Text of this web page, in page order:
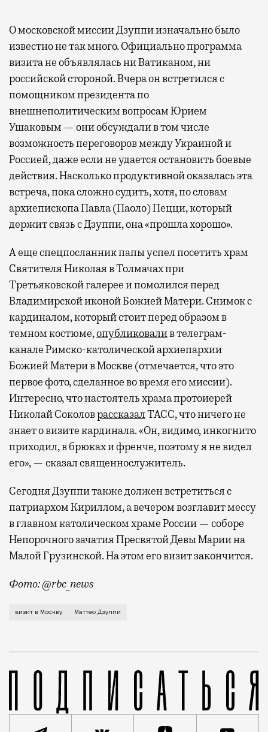
О московской миссии Дзуппи изначально было
известно не так много. Официально программа
визита не объявлялась ни Ватиканом, ни
российской стороной. Вчера он встретился с
помощником президента по
внешнеполитическим вопросам Юрием
Ушаковым — они обсуждали в том числе
возможность переговоров между Украиной и
Россией, даже если не удается остановить боевые
действия. Насколько продуктивной оказалась эта
встреча, пока сложно судить, хотя, по словам
архиепископа Павла (Паоло) Пецци, который
держит связь с Дзуппи, она «прошла хорошо».
А еще спецпосланник папы успел посетить храм
Святителя Николая в Толмачах при
Третьяковской галерее и помолился перед
Владимирской иконой Божией Матери. Снимок с
кардиналом, который стоит перед образом в
темном костюме,опубликовалив телеграм-
канале Римско-католической архиепархии
Божией Матери в Москве (отмечается, что это
первое фото, сделанное во время его миссии).
Интересно, что настоятель храма протоиерей
Николай СоколоврассказалТАСС, что ничего не
знает о визите кардинала. «Он, видимо, инкогнито
приходил, в брюках и френче, поэтому я не видел
его», — сказал священнослужитель.
Сегодня Дзуппи также должен встретиться с
патриархом Кириллом, а вечером возглавит мессу
в главном католическом храме России — соборе
Непорочного зачатия Пресвятой Девы Марии на
Малой Грузинской. На этом его визит закончится.
Фото: @rbc_news
Председатель Конференции итальянских
визит в Москву Маттео Дзуппи